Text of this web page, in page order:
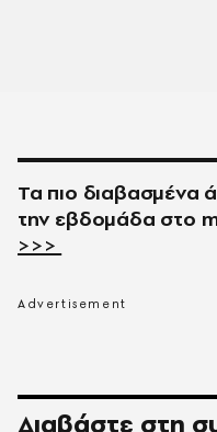
Τα πιο διαβασμένα
την εβδομάδα στο
>>>
Διαβάστε στη